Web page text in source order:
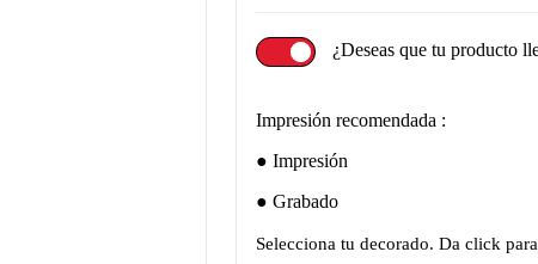
¿Deseas que tu producto
Impresión recomendada :
Impresión
Grabado
Selecciona tu decorado. Da click